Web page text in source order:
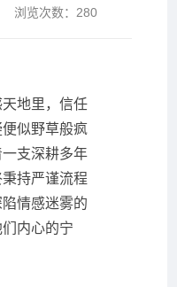
浏览次数： 280
地里，信任
似野草般疯
支深耕多年
持严谨流程
情感迷雾的
内心的宁